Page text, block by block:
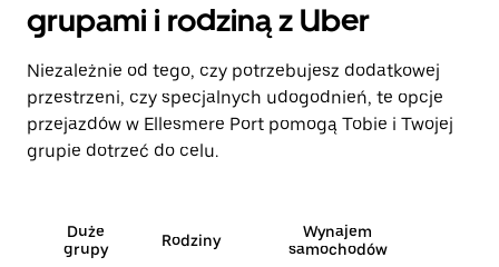
grupami i rodziną z Uber
Niezależnie od tego, czy potrzebujesz dodatkowej
przestrzeni, czy specjalnych udogodnień, te opcje
przejazdów w Ellesmere Port pomogą Tobie i Twojej
grupie dotrzeć do celu.
Duże
grupy
Rodziny
Wynajem
samochodów